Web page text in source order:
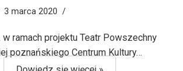
3 marca 2020
w ramach projektu Teatr Powszechny
poznańskiego Centrum Kultury…